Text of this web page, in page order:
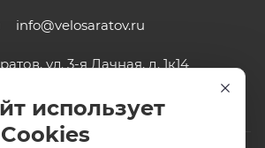
info@velosaratov.ru
ул. 3-я Дачная, д. 1к14
использует